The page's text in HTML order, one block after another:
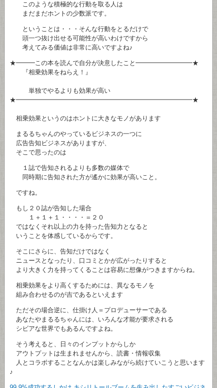
このような積極的な行動を取る人は
まだまだホントの少数派です。
ということは・・・そんな行動をとるだけで
頭一つ抜け出せる可能性が高いわけですから
考えてみる価値は非常に高いですよね♪
★━━━この本を読んで自分が決意したこと━━━━━━━━━★
『相乗効果をねらえ！』
単独でやるよりも効果が高い
★━━━━━━━━━━━━━━━━━━━━━━━━━━━━★
相乗効果というのはホントに大きなモノがあります
まるるちゃんのやっているビジネスの一つに
広告告知ビジネスがありますが、
そこで思ったのは
１誌で告知されるよりも多数の媒体で
同時期に告知された方が遙かに効果が高いこと。
ですね。
もし２０誌が告知した場合
１＋１＋１・・・・＝２０
ではなくそれ以上の力を持った告知力となると
いうことを体感しているからです。
そこにさらに、告知だけではなく
ニュースとなったり、口コミとかが広がったりすると
より大きく力を持ってくることは容易に想像がつきますからね。
相乗効果をより高くするためには、異なるモノを
組み合わせるのが吉であるといえます
ただその場合逆に、仕掛け人＝プロデューサーである
あなたやまるるちゃんには、いろんな才能が要求される
シビアな世界でもあるんですよね。
そう考えると、日々のインプットからしか
アウトプットは生まれませんから、読書・情報収集
人とコラボすることなんかは楽しみながら続けていこうと思います
♪